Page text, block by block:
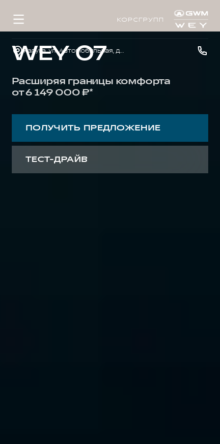
КОРСГРУПП
Калуга, ул. Автомобильная, д. 2
WEY 07
Расширяя границы комфорта
от 6 149 000 ₽*
ПОЛУЧИТЬ ПРЕДЛОЖЕНИЕ
ТЕСТ-ДРАЙВ